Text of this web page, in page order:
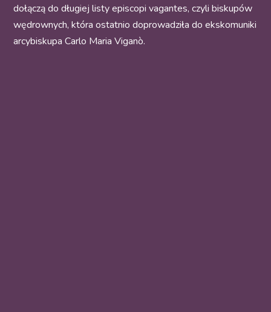
dołączą do długiej listy episcopi vagantes, czyli biskupów
wędrownych, która ostatnio doprowadziła do ekskomuniki
arcybiskupa Carlo Maria Viganò.